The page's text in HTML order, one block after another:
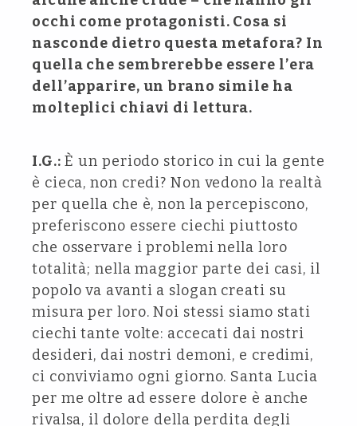
occhi come protagonisti. Cosa si
nasconde dietro questa metafora? In
quella che sembrerebbe essere l’era
dell’apparire, un brano simile ha
molteplici chiavi di lettura.
I.G.: È un periodo storico in cui la gente
è cieca, non credi? Non vedono la realtà
per quella che è, non la percepiscono,
preferiscono essere ciechi piuttosto
che osservare i problemi nella loro
totalità; nella maggior parte dei casi, il
popolo va avanti a slogan creati su
misura per loro. Noi stessi siamo stati
ciechi tante volte: accecati dai nostri
desideri, dai nostri demoni, e credimi,
ci conviviamo ogni giorno. Santa Lucia
per me oltre ad essere dolore è anche
rivalsa, il dolore della perdita degli